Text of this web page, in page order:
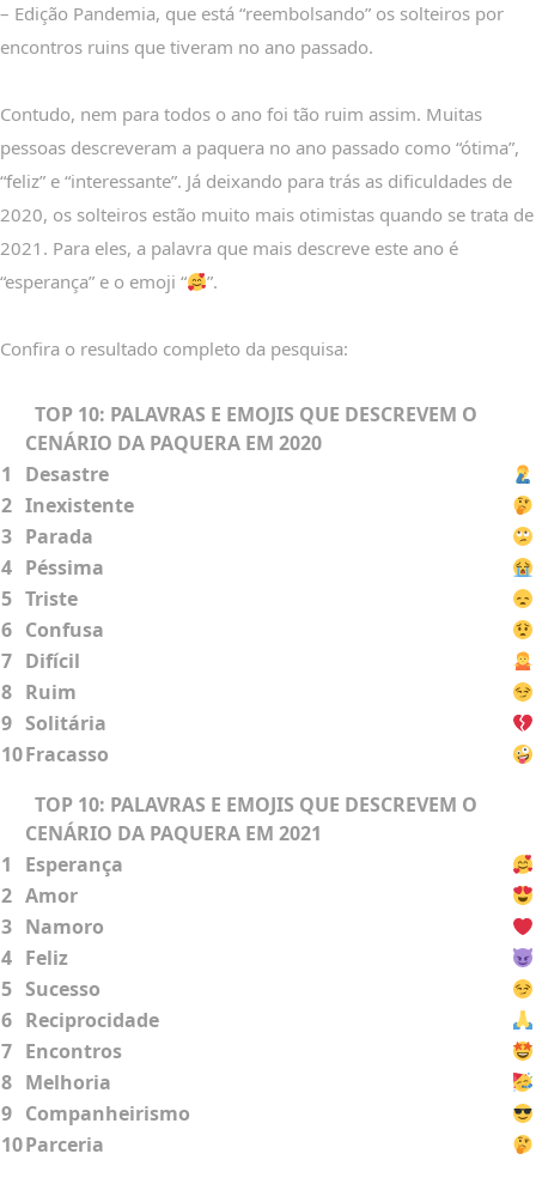
– Edição Pandemia, que está “reembolsando” os solteiros por
encontros ruins que tiveram no ano passado.
Contudo, nem para todos o ano foi tão ruim assim. Muitas
pessoas descreveram a paquera no ano passado como “ótima”,
“feliz” e “interessante”. Já deixando para trás as dificuldades de
2020, os solteiros estão muito mais otimistas quando se trata de
2021. Para eles, a palavra que mais descreve este ano é
“esperança” e o emoji “
”.
Confira o resultado completo da pesquisa:
TOP 10: PALAVRAS E EMOJIS QUE DESCREVEM O
CENÁRIO DA PAQUERA EM 2020
1
Desastre
2 Inexistente
3 Parada
4 Péssima
5 Triste
6 Confusa
7 Difícil
8 Ruim
9 Solitária
10Fracasso
TOP 10: PALAVRAS E EMOJIS QUE DESCREVEM O
CENÁRIO DA PAQUERA EM 2021
1
Esperança
2 Amor
3 Namoro
4 Feliz
5 Sucesso
6 Reciprocidade
7 Encontros
8 Melhoria
9 Companheirismo
10Parceria